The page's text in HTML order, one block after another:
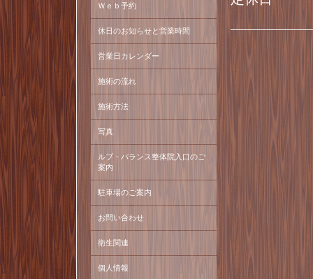
Ｗｅｂ予約
休日のお知らせと営業時間
営業日カレンダー
施術の流れ
施術方法
写真
ルブ・バランス整体院入口のご
案内
駐車場のご案内
お問い合わせ
衛生関連
個人情報